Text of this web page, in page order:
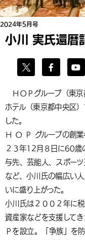
2024年5月号
小川 実氏還暦
ＨＯＰグループ（東京
ホテル（東京都中央区
した。
Ｈ Ｏ Ｐ グループの創
２３年12月８日に60歳
与先、芸能人、スポー
など、小川氏の幅広い
いに盛り上がった。
小川氏は２００２年に
資産家などを支援して
Ｐを設立。「争族」を